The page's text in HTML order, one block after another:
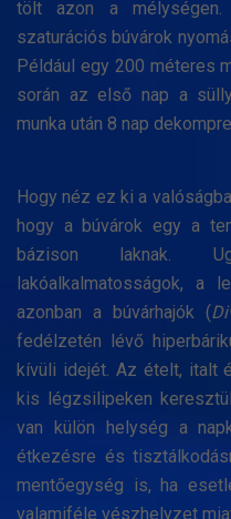
tölt azon a
szaturációs búvárok
Például egy 200 méteres
során az első nap a
munka után 8 nap
Hogy néz ez ki a
hogy a búvárok egy a
bázison laknak.
lakóalkalmatosságok, a
azonban a búvárhajók (
fedélzetén lévő
kívüli idejét. Az ételt, italt
kis légzsilipeken
van külön helység a
étkezésre és
mentőegység is, ha
valamiféle vészhelyzet